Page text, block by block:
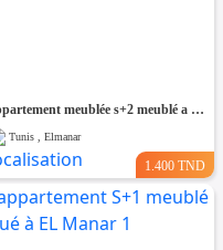
appartement meublée s+2 meublé a el Manar 2
Tunis , Elmanar
1.400 TND